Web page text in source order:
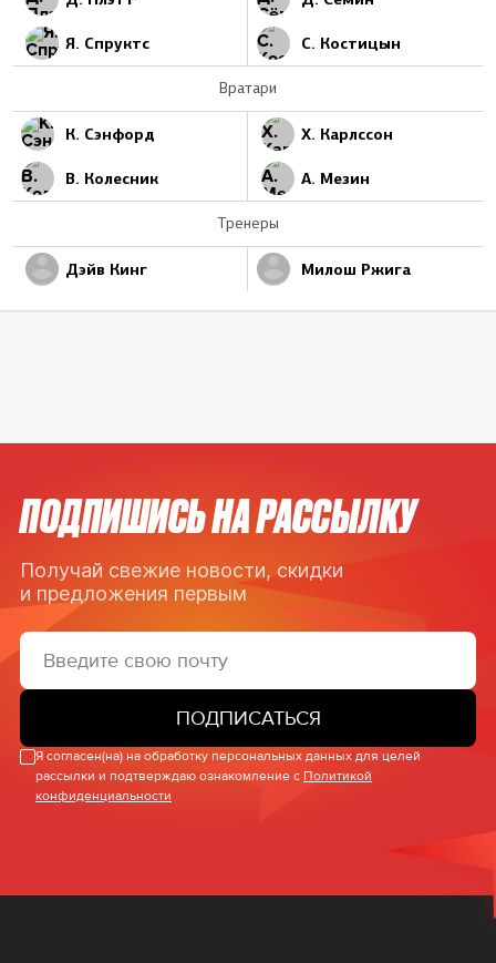
Я. Спруктс С. Костицын
Вратари
К. Сэнфорд Х. Карлссон
В. Колесник А. Мезин
Тренеры
Дэйв Кинг Милош Ржига
ПОДПИШИСЬ НА РАССЫЛКУ
Получай свежие новости, скидки
и предложения первым
ПОДПИСАТЬСЯ
Я согласен(на) на обработку персональных данных для целей
рассылки и подтверждаю ознакомление с Политикой
конфиденциальности